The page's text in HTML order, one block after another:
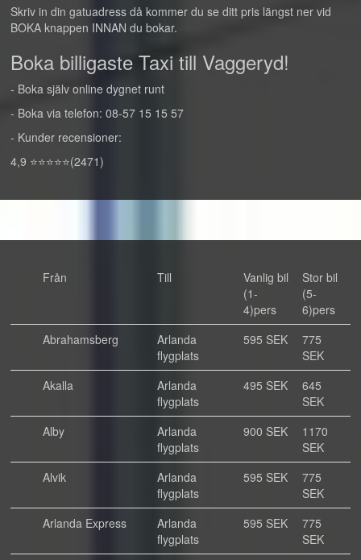
Skriv in din gatuadress då kommer du se ditt pris längst ner vid
BOKA knappen INNAN du bokar.
Boka billigaste Taxi till Vaggeryd!
- Boka själv online dygnet runt
- Boka via telefon: 08-57 15 15 57
- Kunder recensioner:
4,9 ⭐⭐⭐⭐⭐(2471)
Från Till
Vanlig bil
(1-
4)pers
Stor bil
(5-
6)pers
Abrahamsberg
Arlanda
flygplats
595 SEK
775
SEK
Akalla
Arlanda
flygplats
495 SEK
645
SEK
Alby
Arlanda
flygplats
900 SEK
1170
SEK
Alvik
Arlanda
flygplats
595 SEK
775
SEK
Arlanda Express
Arlanda
flygplats
595 SEK
775
SEK